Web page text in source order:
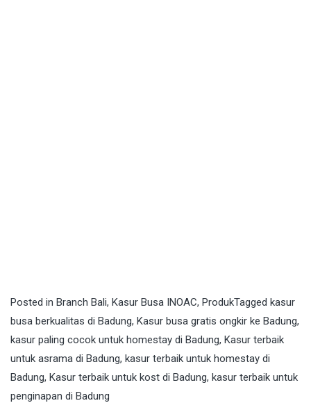
Posted in Branch Bali, Kasur Busa INOAC, ProdukTagged kasur
busa berkualitas di Badung, Kasur busa gratis ongkir ke Badung,
kasur paling cocok untuk homestay di Badung, Kasur terbaik
untuk asrama di Badung, kasur terbaik untuk homestay di
Badung, Kasur terbaik untuk kost di Badung, kasur terbaik untuk
penginapan di Badung